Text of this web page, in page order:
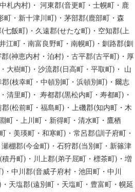
札内村)・ 河東郡(音更町・士幌町・鹿
・新十津川町)・茅部郡(鹿部町・森
飯町)・久遠郡(せたな町)・空知郡(上
江町・南富良野町・南幌町)・釧路郡(釧
(神恵内村・泊村)・古平郡(古平町)・厚
大樹町)・沙流郡(日高町・平取町)・ 山
(枝幸町・中頓別町・浜頓別町)・爾志
清里町)・ 寿都郡(黒松内町・寿都町)・
(松前町・福島町)・上磯郡(知内町・木
町・上川町・新得町・清水町・鷹栖
・美瑛町・和寒町)・常呂郡(訓子府町・
棚郡(今金町)・石狩郡(当別町・新篠津
丹町)・川上郡(弟子屈町・標茶町)・増
中川郡(音威子府村・池田町・中川
天塩郡(遠別町・天塩町・豊富町・幌延